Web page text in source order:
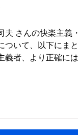
税金
夫 さんの快楽主義
ついて、以下にま
義者、より正確に